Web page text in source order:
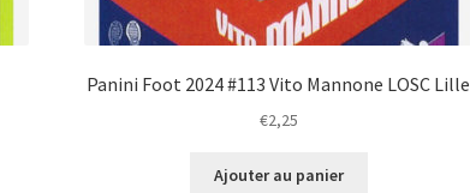
Panini Foot 2024 #113 Vito Mannone LOSC Lille
€2,25
Ajouter au panier